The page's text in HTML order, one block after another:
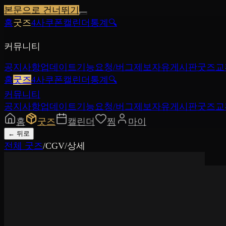
본문으로 건너뛰기
홈굿즈4사쿠폰캘린더 통계 🔍
커뮤니티
공지사항업데이트기능요청/버그제보자유게시판굿즈
홈굿즈4사쿠폰캘린더 통계 🔍
커뮤니티
공지사항업데이트기능요청/버그제보자유게시판굿즈
홈
굿즈 캘린더 찜 마이
← 뒤로
전체 굿즈/CGV/상세